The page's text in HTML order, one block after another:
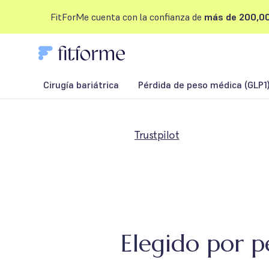
FitForMe cuenta con la confianza de más de
Cirugía bariátrica Pérdida de peso médica
Trustpilot
Elegido por